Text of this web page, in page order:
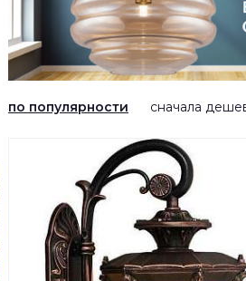
по популярности сначала